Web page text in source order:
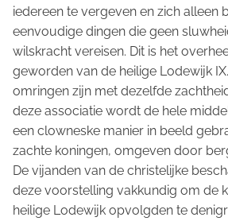
iedereen te vergeven en zich alleen
eenvoudige dingen die geen
wilskracht vereisen. Dit is het
geworden van de heilige Lodewijk
omringen zijn met dezelfde
deze associatie wordt de hele
een clowneske manier in beeld
zachte koningen, omgeven door
De vijanden van de christelijke
deze voorstelling vakkundig om de
heilige Lodewijk opvolgden te